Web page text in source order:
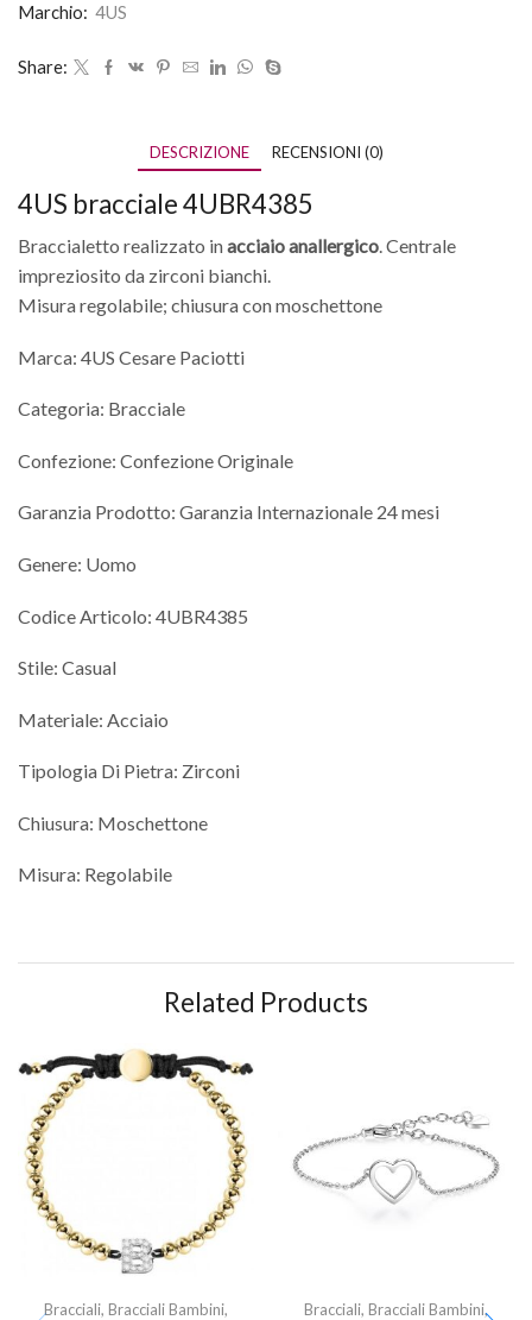
Marchio: 4US
Share:
DESCRIZIONE RECENSIONI (0)
4US bracciale 4UBR4385
Braccialetto realizzato inacciaio anallergico. Centrale
impreziosito da zirconi bianchi.
Misura regolabile; chiusura con moschettone
Marca: 4US Cesare Paciotti
Categoria: Bracciale
Confezione: Confezione Originale
Garanzia Prodotto: Garanzia Internazionale 24 mesi
Genere: Uomo
Codice Articolo: 4UBR4385
Stile: Casual
Materiale: Acciaio
Tipologia Di Pietra: Zirconi
Chiusura: Moschettone
Misura: Regolabile
Related Products
Bracciali, Bracciali Bambini,
Bracciali, Bracciali Bambini,